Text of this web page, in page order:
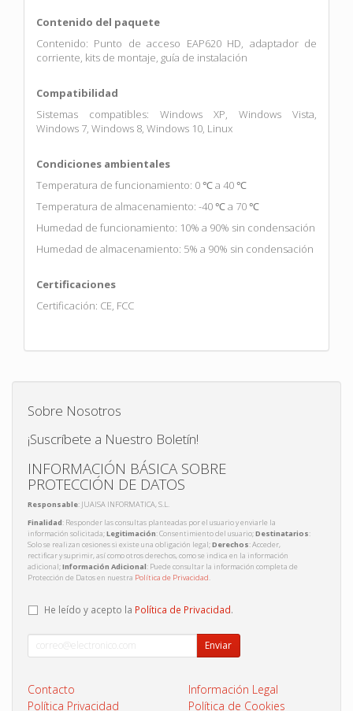
Contenido del paquete
Contenido: Punto de acceso EAP620 HD, adaptador de
corriente, kits de montaje, guía de instalación
Compatibilidad
Sistemas compatibles: Windows XP, Windows Vista,
Windows 7, Windows 8, Windows 10, Linux
Condiciones ambientales
Temperatura de funcionamiento: 0 ℃ a 40 ℃
Temperatura de almacenamiento: -40 ℃ a 70 ℃
Humedad de funcionamiento: 10% a 90% sin condensación
Humedad de almacenamiento: 5% a 90% sin condensación
Certificaciones
Certificación: CE, FCC
Sobre Nosotros
¡Suscríbete a Nuestro Boletín!
INFORMACIÓN BÁSICA SOBRE
PROTECCIÓN DE DATOS
Responsable: JUAISA INFORMATICA, S.L.
Finalidad: Responder las consultas planteadas por el usuario y enviarle la
información solicitada;Legitimación: Consentimiento del usuario;Destinatarios:
Solo se realizan cesiones si existe una obligación legal;Derechos: Acceder,
rectificar y suprimir, así como otros derechos, como se indica en la información
adicional;Información Adicional: Puede consultar la información completa de
Protección de Datos en nuestra Política de Privacidad.
He leído y acepto la Política de Privacidad.
Enviar
Contacto
Información Legal
Política Privacidad
Política de Cookies